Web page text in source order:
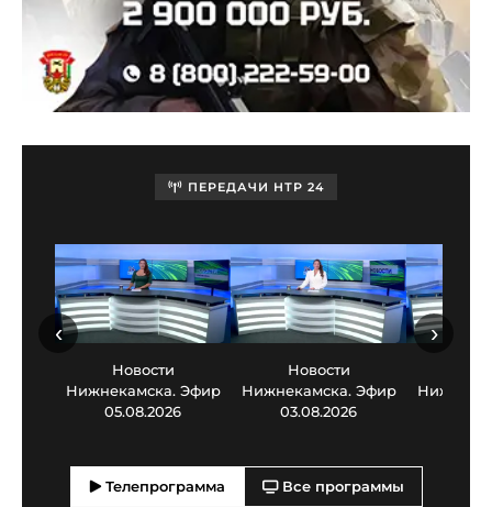
ПЕРЕДАЧИ НТР 24
Новости
Нижнекамска. Эфир
05.08.2026
Новости
Нижнекамска. Эфир
03.08.2026
‹ ›
Телепрограмма Все программы